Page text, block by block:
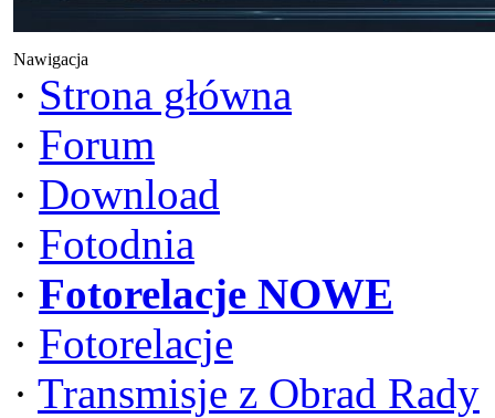
Nawigacja
· Strona główna
· Forum
· Download
· Fotodnia
· Fotorelacje NOWE
· Fotorelacje
· Transmisje z Obrad Rady